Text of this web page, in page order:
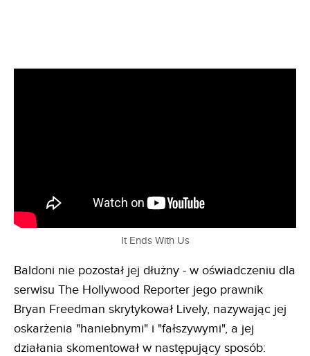
It Ends With Us
Baldoni nie pozostał jej dłużny - w oświadczeniu dla
serwisu The Hollywood Reporter jego prawnik
Bryan Freedman skrytykował Lively, nazywając jej
oskarżenia "haniebnymi" i "fałszywymi", a jej
działania skomentował w następujący sposób: